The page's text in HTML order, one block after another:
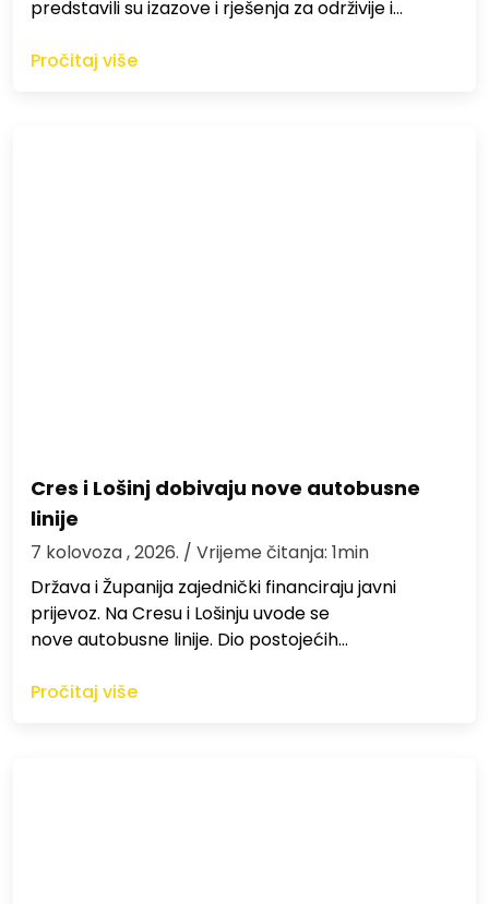
predstavili su izazove i rješenja za održivije i…
Pročitaj više
Cres i Lošinj dobivaju nove autobusne
linije
7 kolovoza , 2026. / Vrijeme čitanja: 1min
Država i Županija zajednički financiraju javni
prijevoz. Na Cresu i Lošinju uvode se
nove autobusne linije. Dio postojećih…
Pročitaj više